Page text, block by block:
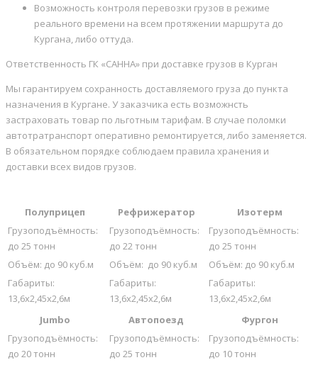
Возможность контроля перевозки грузов в режиме
реального времени на всем протяжении маршрута до
Кургана, либо оттуда.
Ответственность ГК «САННА» при доставке грузов в Курган
Мы гарантируем сохранность доставляемого груза до пункта
назначения в Кургане. У заказчика есть возможнсть
застраховать товар по льготным тарифам. В случае поломки
автотратранспорт оперативно ремонтируется, либо заменяется.
В обязательном порядке соблюдаем правила хранения и
доставки всех видов грузов.
Полуприцеп Рефрижератор
Изотерм
Грузоподъёмность:
до 25 тонн
Грузоподъёмность:
до 22 тонн
Грузоподъёмность:
до 25 тонн
Объём: до 90 куб.м
Объём: до 90 куб.м
Объём: до 90 куб.м
Габариты:
13,6х2,45х2,6м
Габариты:
13,6х2,45х2,6м
Габариты:
13,6х2,45х2,6м
Jumbo
Автопоезд
Фургон
Грузоподъёмность:
до 20 тонн
Грузоподъёмность:
до 25 тонн
Грузоподъёмность:
до 10 тонн